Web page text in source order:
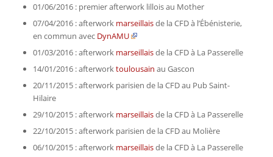
01/06/2016 : premier afterwork lillois au Mother
07/04/2016 : afterwork marseillaisde la CFD à l’Ébénisterie,
en commun avec DynAMU
01/03/2016 : afterwork marseillaisde la CFD à La Passerelle
14/01/2016 : afterworktoulousain au Gascon
20/11/2015 : afterwork parisien de la CFD au Pub Saint-
Hilaire
29/10/2015 : afterwork marseillaisde la CFD à La Passerelle
22/10/2015 : afterwork parisien de la CFD au Molière
06/10/2015 : afterwork marseillaisde la CFD à La Passerelle